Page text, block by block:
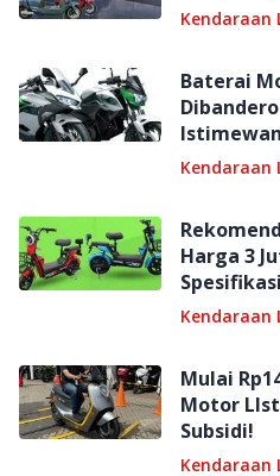
Kendaraan
Baterai
Kendaraan
Harga 3
Kendaraan
Mulai
Motor
Subsidi!
Kendaraan